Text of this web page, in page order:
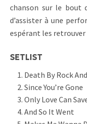
chanson sur le bout
d’assister à une
espérant les retrouver
SETLIST
Death By Rock
Since You’re Gone
Only Love Can
And So It Went